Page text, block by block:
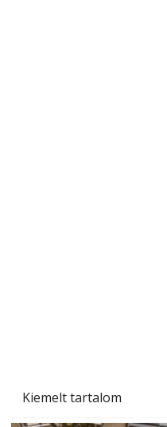
Kiemelt tartalom